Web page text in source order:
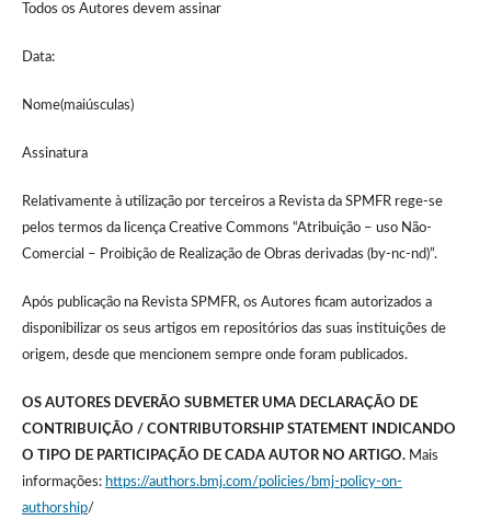
Todos os Autores devem assinar
Data:
Nome(maiúsculas)
Assinatura
Relativamente à utilização por terceiros a Revista da SPMFR rege-se
pelos termos da licença Creative Commons “Atribuição – uso Não-
Comercial – Proibição de Realização de Obras derivadas (by-nc-nd)”.
Após publicação na Revista SPMFR, os Autores ficam autorizados a
disponibilizar os seus artigos em repositórios das suas instituições de
origem, desde que mencionem sempre onde foram publicados.
OS AUTORES DEVERÃO SUBMETER UMA DECLARAÇÃO DE
CONTRIBUIÇÃO / CONTRIBUTORSHIP STATEMENT INDICANDO
O TIPO DE PARTICIPAÇÃO DE CADA AUTOR NO ARTIGO.Mais
informações: https://authors.bmj.com/policies/bmj-policy-on-
authorship/